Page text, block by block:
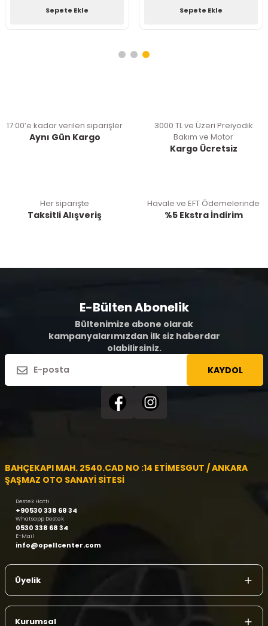
Sepete Ekle Sepete Ekle
17:00’e kadar verilen siparişler
Aynı Gün Kargo
3000 TL ve Üzeri Preiyodik
Bakım ve Motor
Kargo Ücretsiz
Her siparişte
Taksitli Alışveriş
Havale ve EFT Ödemelerinde
%5 Ekstra İndirim
E-Bülten Abonelik
Bültenimize abone olarak
kampanyalarımızdan ilk siz haberdar
olabilirsiniz.
KAYDOL
BAHÇEKAPI MAH. 2540.CAD NO :14 ETİMESGUT / ANKARA
ŞAŞMAZ OTO SANAYİ SİTESİ
Destek Hattı
+90530 338 68 34
Whatsapp Destek
0530 338 68 34
E-Mail
info@opellcenter.com
Üyelik
Kurumsal